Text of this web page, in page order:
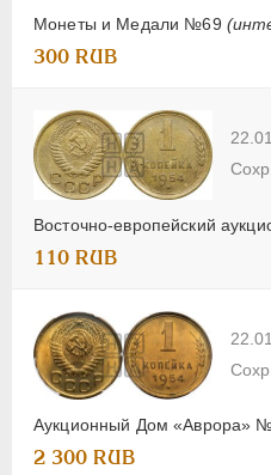
Монеты и Медали №69
300 RUB
Восточно-европейский
110 RUB
Аукционный Дом «Аврора»
2 300 RUB